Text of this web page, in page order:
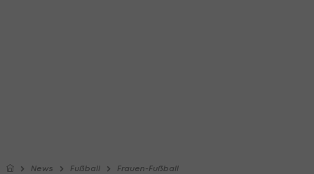
News Fußball Frauen-Fußball